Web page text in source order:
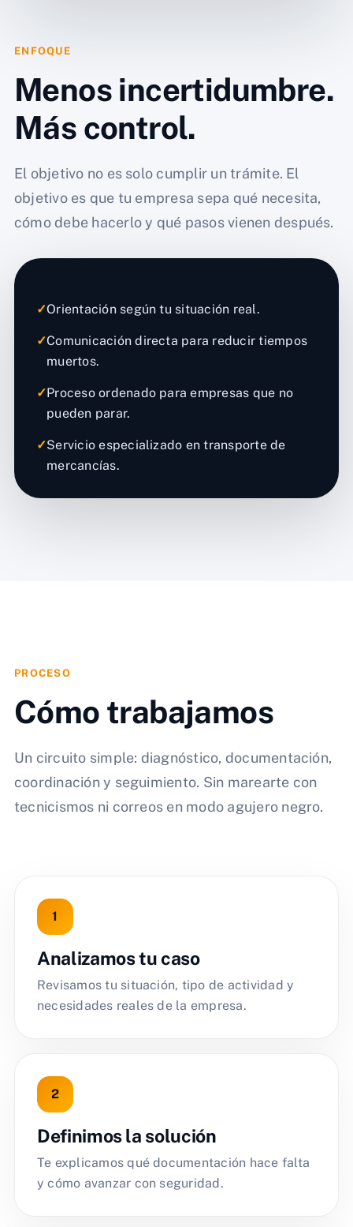
ENFOQUE
Menos incertidumbre.
Más control.
El objetivo no es solo cumplir un trámite. El
objetivo es que tu empresa sepa qué necesita,
cómo debe hacerlo y qué pasos vienen después.
✓Orientación según tu situación real.
✓Comunicación directa para reducir tiempos
muertos.
✓Proceso ordenado para empresas que no
pueden parar.
✓Servicio especializado en transporte de
mercancías.
PROCESO
Cómo trabajamos
Un circuito simple: diagnóstico, documentación,
coordinación y seguimiento. Sin marearte con
tecnicismos ni correos en modo agujero negro.
Analizamos tu caso
Revisamos tu situación, tipo de actividad y
necesidades reales de la empresa.
Definimos la solución
Te explicamos qué documentación hace falta
y cómo avanzar con seguridad.